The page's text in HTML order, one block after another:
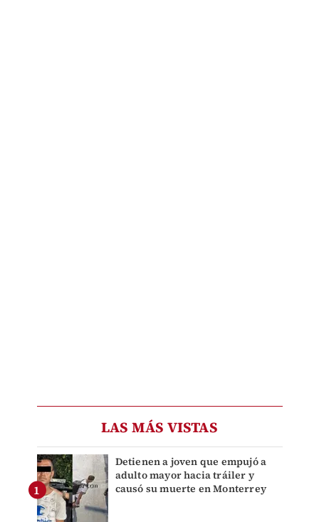
LAS MÁS VISTAS
Detienen a joven que empujó a
adulto mayor hacia tráiler y
causó su muerte en Monterrey